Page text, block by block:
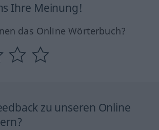
Ihre Meinung!
das Online Wörterbuch?
zu unseren Online